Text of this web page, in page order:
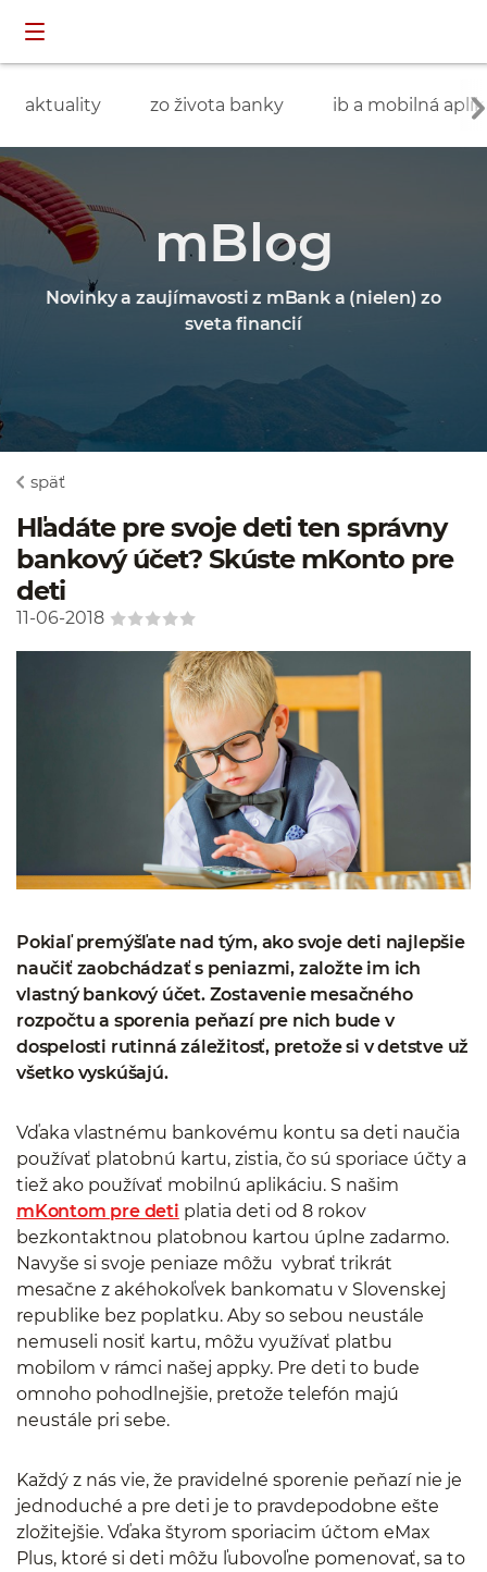
aktuality zo života banky ib a mobilná
mBlog
Novinky a zaujímavosti z mBank a (nielen) zo
sveta financií
späť
Hľadáte pre svoje deti ten správny
bankový účet? Skúste mKonto pre
deti
11-06-2018
Pokiaľ premýšľate nad tým, ako svoje deti najlepšie
naučiť zaobchádzať s peniazmi, založte im ich
vlastný bankový účet. Zostavenie mesačného
rozpočtu a sporenia peňazí pre nich bude v
dospelosti rutinná záležitosť, pretože si v detstve už
všetko vyskúšajú.
Vďaka vlastnému bankovému kontu sa deti naučia
používať platobnú kartu, zistia, čo sú sporiace účty a
tiež ako používať mobilnú aplikáciu. S našim
mKontom pre deti platia deti od 8 rokov
bezkontaktnou platobnou kartou úplne zadarmo.
Navyše si svoje peniaze môžu vybrať trikrát
mesačne z akéhokoľvek bankomatu v Slovenskej
republike bez poplatku. Aby so sebou neustále
nemuseli nosiť kartu, môžu využívať platbu
mobilom v rámci našej appky. Pre deti to bude
omnoho pohodlnejšie, pretože telefón majú
neustále pri sebe.
Každý z nás vie, že pravidelné sporenie peňazí nie je
jednoduché a pre deti je to pravdepodobne ešte
zložitejšie. Vďaka štyrom sporiacim účtom eMax
Plus, ktoré si deti môžu ľubovoľne pomenovať, sa to